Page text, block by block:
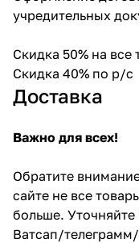
учредительных
Скидка 50% на
Скидка 40% по р/с
Доставка
Важно для всех!
Обратите
сайте не все
больше.
Ватсап/